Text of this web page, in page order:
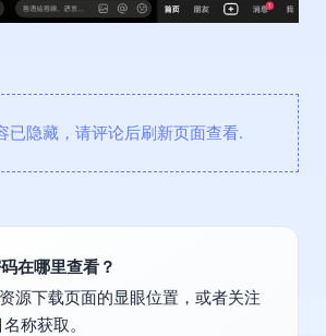
隐藏，请评论后刷新页面查看.
在哪里查看？
源下载页面的显眼位置，或者关注
称获取。